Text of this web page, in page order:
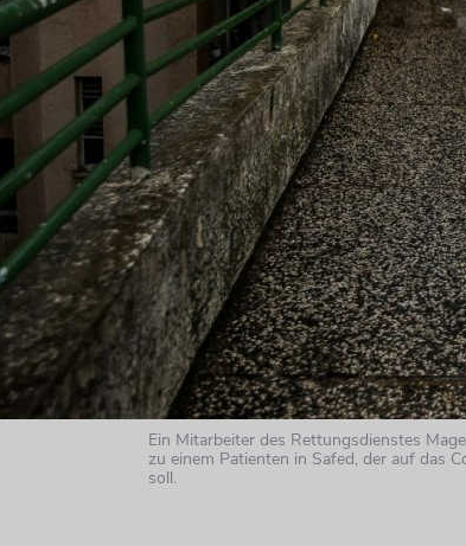
Ein Mitarbeiter des Rettungsdienstes
zu einem Patienten in Safed, der auf das
soll.